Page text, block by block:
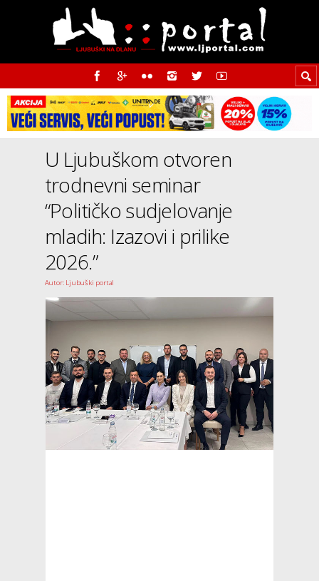
U Ljubuškom otvoren
trodnevni seminar
“Političko sudjelovanje
mladih: Izazovi i prilike
2026.”
Autor: Ljubuški portal